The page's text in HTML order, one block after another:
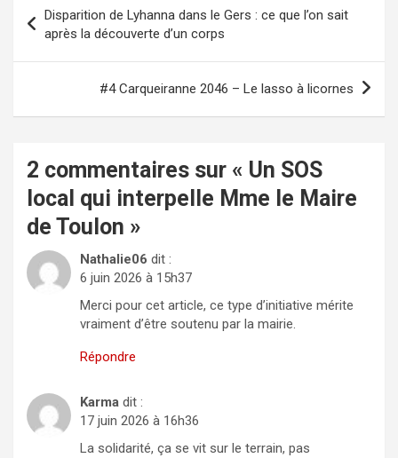
de
l’article
Disparition de Lyhanna dans le Gers : ce que l’on sait
après la découverte d’un corps
#4 Carqueiranne 2046 – Le lasso à licornes
2 commentaires sur « Un SOS
local qui interpelle Mme le Maire
de Toulon »
Nathalie06 dit :
6 juin 2026 à 15h37
Merci pour cet article, ce type d’initiative mérite
vraiment d’être soutenu par la mairie.
Répondre
Karma dit :
17 juin 2026 à 16h36
La solidarité, ça se vit sur le terrain, pas